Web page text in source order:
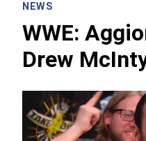
NEWS
WWE:
Drew